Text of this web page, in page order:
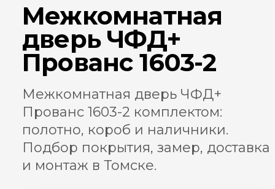
Межкомнатная
дверь ЧФД+
Прованс 1603-2
Межкомнатная дверь ЧФД+
Прованс 1603-2 комплектом:
полотно, короб и наличники.
Подбор покрытия, замер, доставка
и монтаж в Томске.